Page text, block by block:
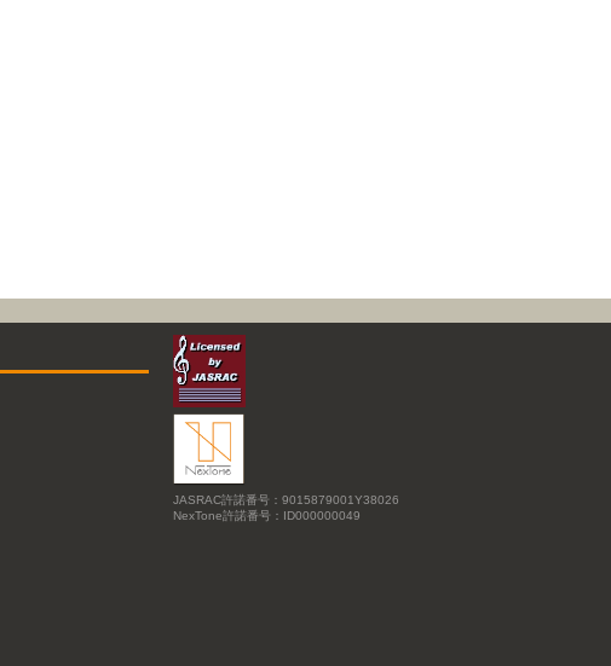
JASRAC許諾番号：9015879001Y38026
NexTone許諾番号：ID000000049